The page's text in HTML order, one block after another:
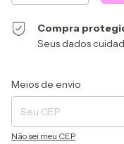
Compra
Seus dados
Entregas para o CEP:
Meios de envio
Não sei meu CEP